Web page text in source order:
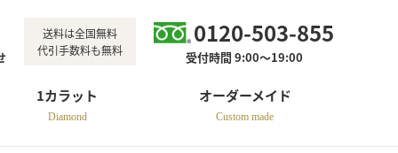
送料は全国無料
代引手数料も無料
0120-503-855
受付時間 9:00～19:00
1カラット
Diamond
オーダーメイド
Custom made